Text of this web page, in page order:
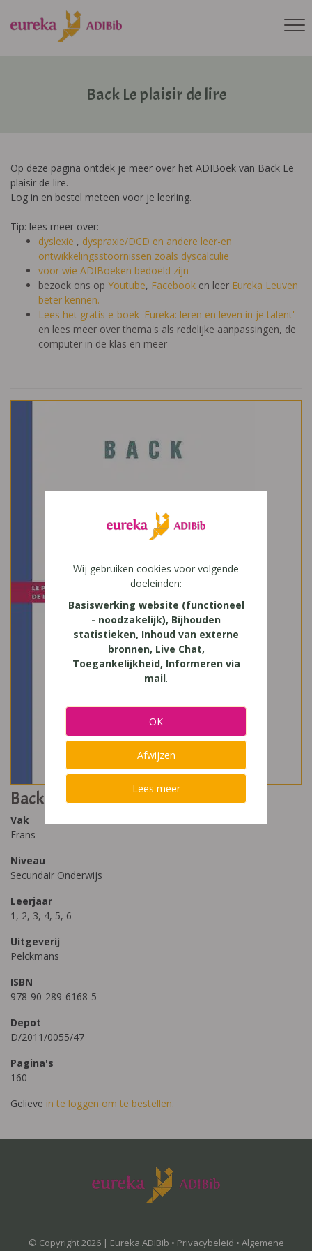
Back Le plaisir de lire
Op deze pagina ontdek je meer over het ADIBoek van Back Le
plaisir de lire.
Log in en bestel meteen voor je leerling.
Tip: lees meer over:
dyslexie , dyspraxie/DCD en andere leer-en
ontwikkelingsstoornissen zoals dyscalculie
voor wie ADIBoeken bedoeld zijn
bezoek ons op Youtube, Facebook en leer Eureka Leuven
beter kennen.
Lees het gratis e-boek 'Eureka: leren en leven in je talent'
en lees meer over thema's als redelijke aanpassingen, de
computer in de klas en meer
Back Le plaisir de lire
Vak
Frans
Niveau
Secundair Onderwijs
Leerjaar
1, 2, 3, 4, 5, 6
Uitgeverij
Pelckmans
ISBN
978-90-289-6168-5
Depot
D/2011/0055/47
Pagina's
160
Gelieve in te loggen om te bestellen.
© Copyright 2026 | Eureka ADIBib • Privacybeleid • Algemene
Wij gebruiken cookies voor volgende
doeleinden:
Basiswerking website (functioneel
- noodzakelijk), Bijhouden
statistieken, Inhoud van externe
bronnen, Live Chat,
Toegankelijkheid, Informeren via
mail.
OK
Afwijzen
Lees meer